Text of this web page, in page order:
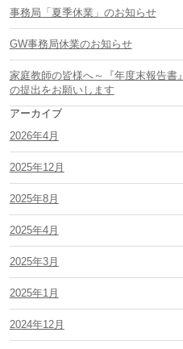
事務局「夏季休業」のお知らせ
GW事務局休業のお知らせ
家庭教師の皆様へ～『年度末報告書』
の提出をお願いします
アーカイブ
2026年4月
2025年12月
2025年8月
2025年4月
2025年3月
2025年1月
2024年12月